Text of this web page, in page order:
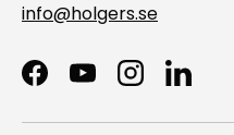
info@holgers.se
Facebook
YouTubeInstagramLinkedIn